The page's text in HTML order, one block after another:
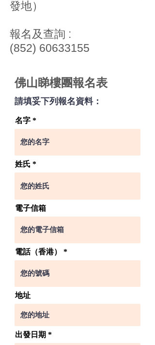
發地）
​報名及查詢 :
(852) 60633155
佛山睇樓團報名表
請填妥下列報名資料：
名字
姓氏
電子信箱
電話（香港）
地址
出發日期